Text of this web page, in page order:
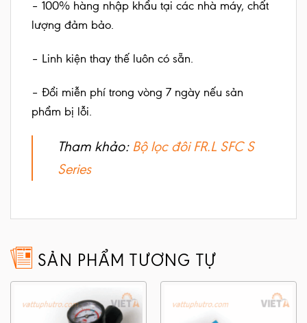
– 100% hàng nhập khẩu tại các nhà máy, chất
lượng đảm bảo.
– Linh kiện thay thế luôn có sẵn.
– Đổi miễn phí trong vòng 7 ngày nếu sản
phẩm bị lỗi.
Tham khảo: Bộ lọc đôi FR.L SFC S
Series
SẢN PHẨM TƯƠNG TỰ